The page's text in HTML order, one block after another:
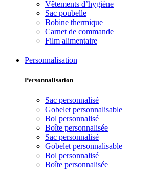
Vêtements d’hygiène
Sac poubelle
Bobine thermique
Carnet de commande
Film alimentaire
Personnalisation
Personnalisation
Sac personnalisé
Gobelet personnalisable
Bol personnalisé
Boîte personnalisée
Sac personnalisé
Gobelet personnalisable
Bol personnalisé
Boîte personnalisée